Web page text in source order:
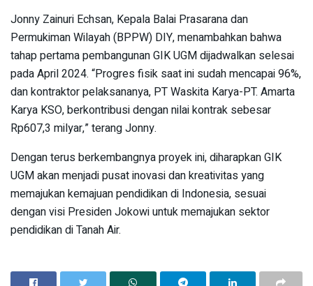
Jonny Zainuri Echsan, Kepala Balai Prasarana dan
Permukiman Wilayah (BPPW) DIY, menambahkan bahwa
tahap pertama pembangunan GIK UGM dijadwalkan selesai
pada April 2024. “Progres fisik saat ini sudah mencapai 96%,
dan kontraktor pelaksananya, PT Waskita Karya-PT. Amarta
Karya KSO, berkontribusi dengan nilai kontrak sebesar
Rp607,3 milyar,” terang Jonny.
Dengan terus berkembangnya proyek ini, diharapkan GIK
UGM akan menjadi pusat inovasi dan kreativitas yang
memajukan kemajuan pendidikan di Indonesia, sesuai
dengan visi Presiden Jokowi untuk memajukan sektor
pendidikan di Tanah Air.